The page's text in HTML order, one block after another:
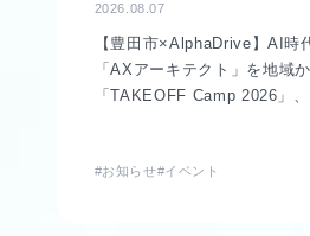
2026.08.07
【豊田市×AlphaDrive】AI時
「AXアーキテクト」を地域
「TAKEOFF Camp 2026」
#お知らせ#イベント